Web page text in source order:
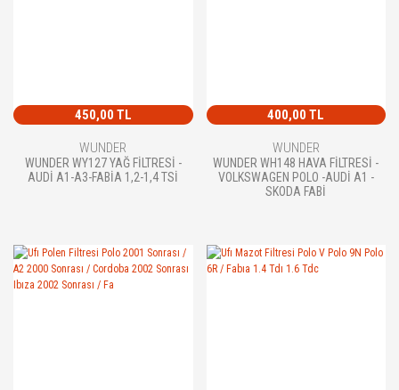
450,00 TL
WUNDER
WUNDER WY127 YAĞ FİLTRESİ -
AUDİ A1-A3-FABİA 1,2-1,4 TSİ
400,00 TL
WUNDER
WUNDER WH148 HAVA FİLTRESİ -
VOLKSWAGEN POLO -AUDİ A1 -
SKODA FABİ